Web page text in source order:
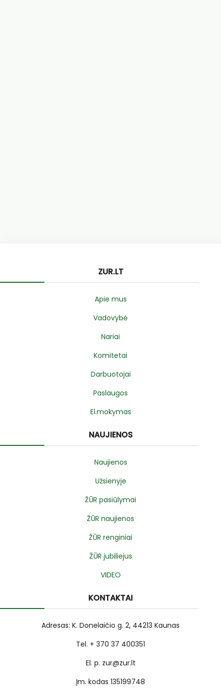
ZUR.LT
Apie mus
Vadovybė
Nariai
Komitetai
Darbuotojai
Paslaugos
El.mokymas
NAUJIENOS
Naujienos
Užsienyje
ŽŪR pasiūlymai
ŽŪR naujienos
ŽŪR renginiai
ŽŪR jubiliejus
VIDEO
KONTAKTAI
Adresas: K. Donelaičio g. 2, 44213 Kaunas
Tel. + 370 37 400351
El. p. zur@zur.lt
Įm. kodas 135199748